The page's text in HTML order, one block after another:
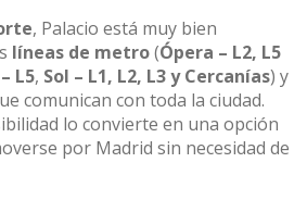
, Palacio está muy bien
líneas de metro(Ópera – L2, L5
L5, Sol – L1, L2, L3 y Cercanías) y
comunican con toda la ciudad.
lo convierte en una opción
por Madrid sin necesidad de